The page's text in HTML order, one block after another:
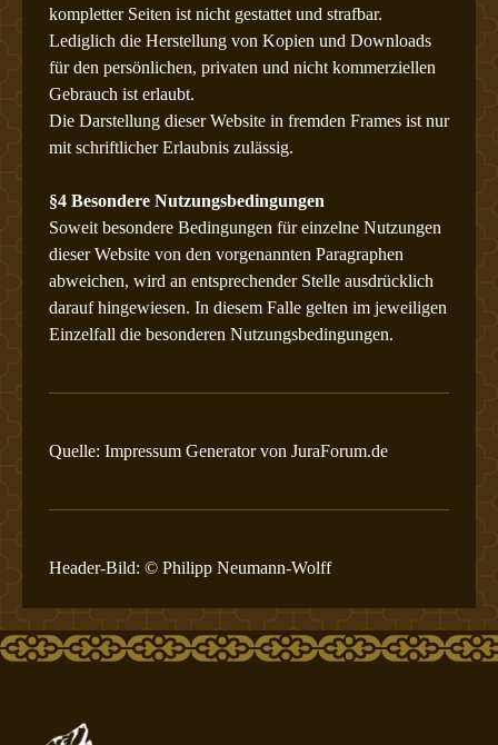
kompletter Seiten ist nicht gestattet und strafbar.
Lediglich die Herstellung von Kopien und Downloads
für den persönlichen, privaten und nicht kommerziellen
Gebrauch ist erlaubt.
Die Darstellung dieser Website in fremden Frames ist nur
mit schriftlicher Erlaubnis zulässig.
§4 Besondere Nutzungsbedingungen
Soweit besondere Bedingungen für einzelne Nutzungen
dieser Website von den vorgenannten Paragraphen
abweichen, wird an entsprechender Stelle ausdrücklich
darauf hingewiesen. In diesem Falle gelten im jeweiligen
Einzelfall die besonderen Nutzungsbedingungen.
Quelle: Impressum Generator von JuraForum.de
Header-Bild: © Philipp Neumann-Wolff